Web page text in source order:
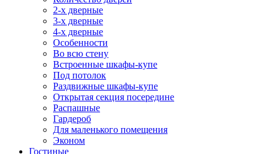
2-х дверные
3-х дверные
4-х дверные
Особенности
Во всю стену
Встроенные шкафы-купе
Под потолок
Раздвижные шкафы-купе
Открытая секция посередине
Распашные
Гардероб
Для маленького помещения
Эконом
Гостиные